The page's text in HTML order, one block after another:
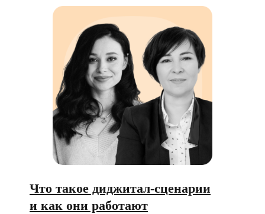
Что такое диджитал-сценарии
и как они работают